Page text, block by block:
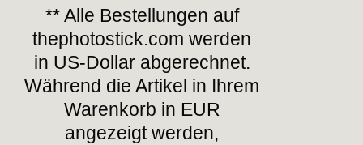
** Alle Bestellungen auf
thephotostick.com werden
in US-Dollar abgerechnet.
Während die Artikel in Ihrem
Warenkorb in EUR
angezeigt werden,